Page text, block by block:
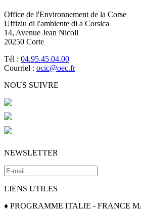
Office de l'Environnement de la Corse
Uffiziu di l'ambiente di a Corsica
14, Avenue Jean Nicoli
20250 Corte
Tél : 04.95.45.04.00
Courriel : ocic@oec.fr
NOUS SUIVRE
NEWSLETTER
LIENS UTILES
♦ PROGRAMME ITALIE - FRANCE